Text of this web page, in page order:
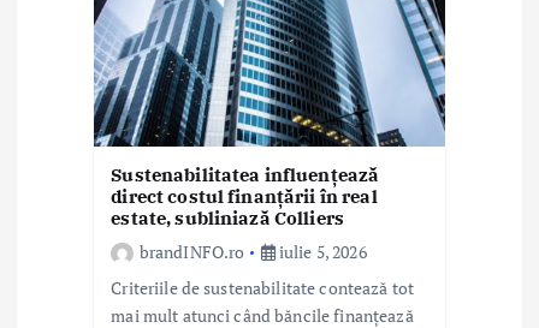
Sustenabilitatea influențează
direct costul finanțării în real
estate, subliniază Colliers
brandINFO.ro
iulie 5, 2026
Criteriile de sustenabilitate contează tot
mai mult atunci când băncile finanțează